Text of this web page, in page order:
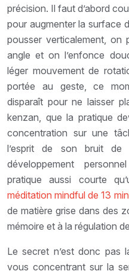
précision. Il faut d’abord
pour augmenter la surface
pousser verticalement, on
angle et on l’enfonce
léger mouvement de
portée au geste, ce
disparaît pour ne laisser
kenzan, que la pratique
concentration sur une
l’esprit de son bruit
développement
pratique aussi courte
méditation mindful de 13
de matière grise dans des
mémoire et à la régulation
Le secret n’est donc pas
vous concentrant sur la